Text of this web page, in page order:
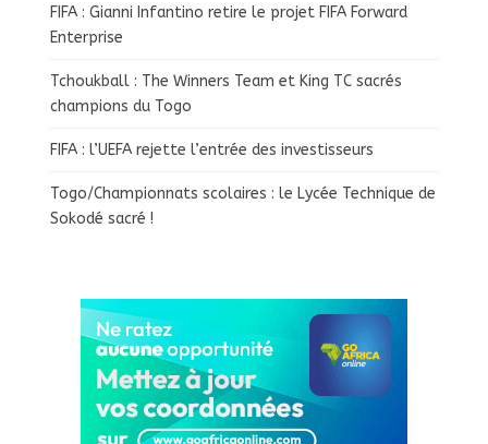
FIFA : Gianni Infantino retire le projet FIFA Forward
Enterprise
Tchoukball : The Winners Team et King TC sacrés
champions du Togo
FIFA : l’UEFA rejette l’entrée des investisseurs
Togo/Championnats scolaires : le Lycée Technique de
Sokodé sacré !